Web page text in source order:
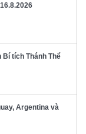
Bí tích Thánh Thể
Argentina và